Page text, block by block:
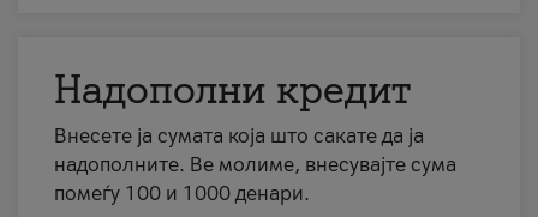
Надополни кредит
Внесете ја сумата која што сакате да ја
надополните. Ве молиме, внесувајте сума
помеѓу 100 и 1000 денари.